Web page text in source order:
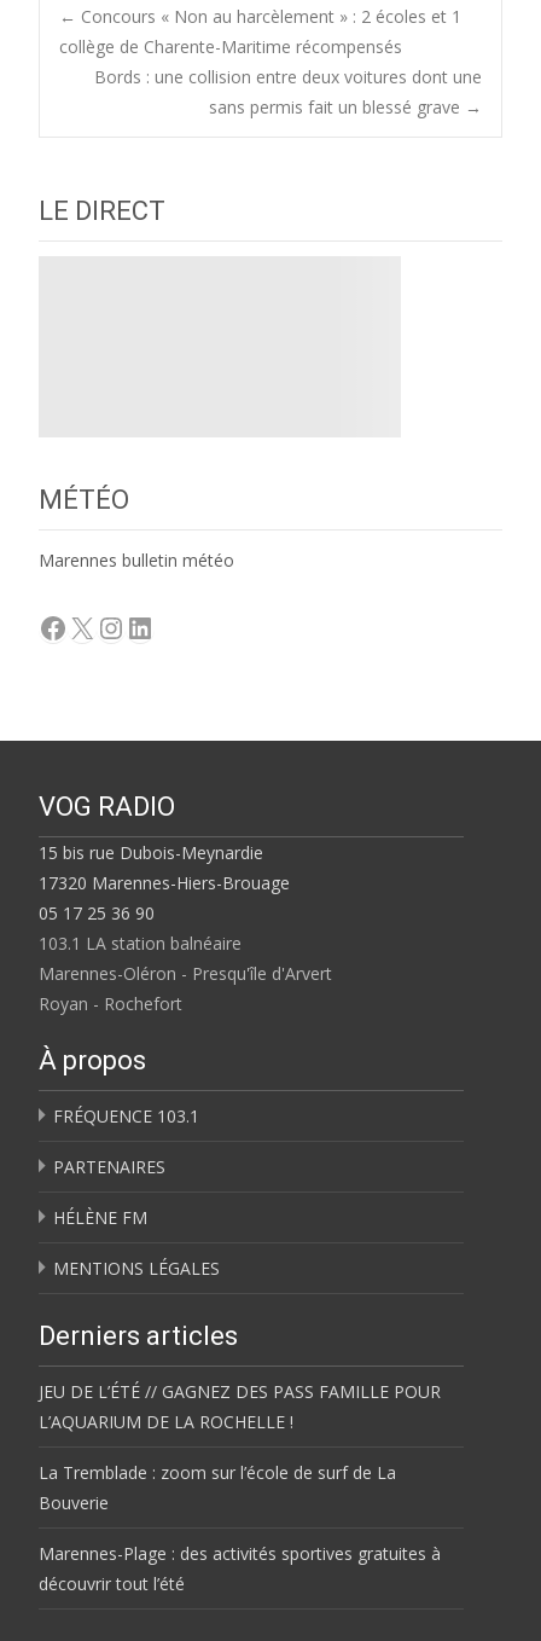
Post
navigation
← Concours « Non au harcèlement » : 2 écoles et 1
collège de Charente-Maritime récompensés
Bords : une collision entre deux voitures dont une
sans permis fait un blessé grave →
LE DIRECT
MÉTÉO
Marennes bulletin météo
Facebook
X Instagram
LinkedIn
VOG RADIO
15 bis rue Dubois-Meynardie
17320 Marennes-Hiers-Brouage
05 17 25 36 90
103.1 LA station balnéaire
Marennes-Oléron - Presqu'île d'Arvert
Royan - Rochefort
À propos
FRÉQUENCE 103.1
PARTENAIRES
HÉLÈNE FM
MENTIONS LÉGALES
Derniers articles
JEU DE L’ÉTÉ // GAGNEZ DES PASS FAMILLE POUR
L’AQUARIUM DE LA ROCHELLE !
La Tremblade : zoom sur l’école de surf de La
Bouverie
Marennes-Plage : des activités sportives gratuites à
découvrir tout l’été